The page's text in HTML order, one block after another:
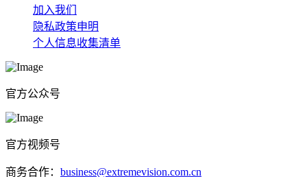
加入我们
隐私政策申明
个人信息收集清单
官方公众号
官方视频号
商务合作： business@extremevision.com.cn